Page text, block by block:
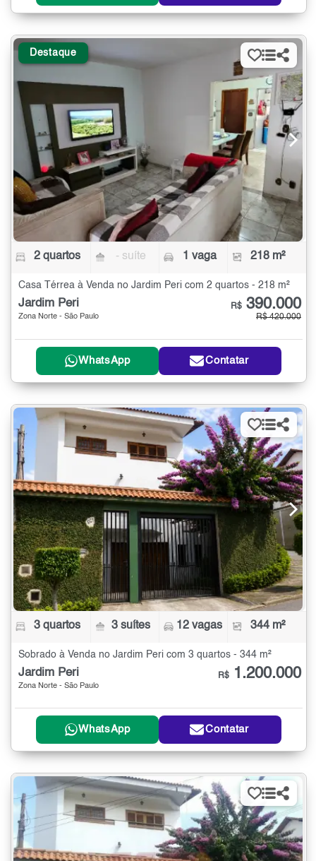
Destaque
2 quartos - suíte 1 vaga 218 m²
Casa Térrea à Venda no Jardim Peri com 2 quartos - 218 m²
Jardim Peri
Zona Norte - São Paulo
R$ 390.000
R$ 420.000
WhatsApp Contatar
3 quartos 3 suítes 12 vagas 344 m²
Sobrado à Venda no Jardim Peri com 3 quartos - 344 m²
Jardim Peri
Zona Norte - São Paulo
R$ 1.200.000
WhatsApp Contatar